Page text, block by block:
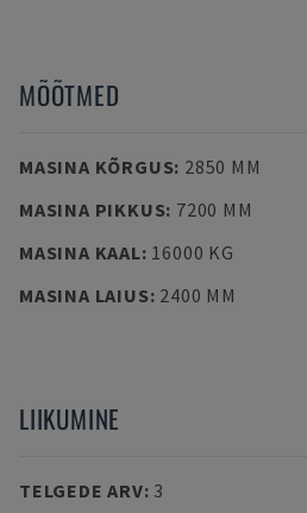
MÕÕTMED
MASINA KÕRGUS: 2850 MM
MASINA PIKKUS: 7200 MM
MASINA KAAL: 16000 KG
MASINA LAIUS: 2400 MM
LIIKUMINE
TELGEDE ARV: 3